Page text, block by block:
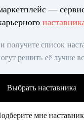
—
получите список
решить её лучше
Выбрать наставника
мне